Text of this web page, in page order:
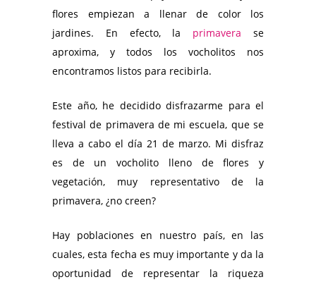
flores empiezan a llenar de color los
jardines. En efecto, la primavera se
aproxima, y todos los vocholitos nos
encontramos listos para recibirla.
Este año, he decidido disfrazarme para el
festival de primavera de mi escuela, que se
lleva a cabo el día 21 de marzo. Mi disfraz
es de un vocholito lleno de flores y
vegetación, muy representativo de la
primavera, ¿no creen?
Hay poblaciones en nuestro país, en las
cuales, esta fecha es muy importante y da la
oportunidad de representar la riqueza